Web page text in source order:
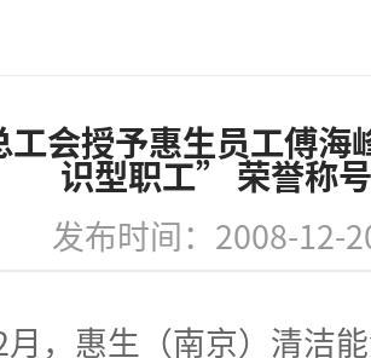
工会授予惠生员工傅
识型职工” 荣誉称号
发布时间：2008-12-
，惠生（南京）清洁